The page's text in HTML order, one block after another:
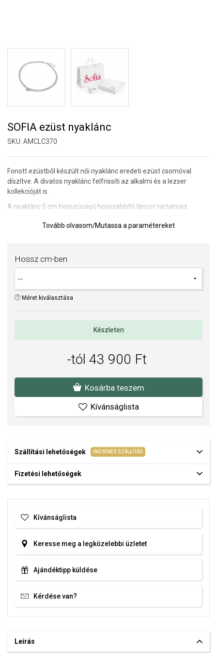
SOFIA ezüst nyaklánc
SKU: AMCLC370
Fonott ezüstből készült női nyaklánc eredeti ezüst csomóval
díszítve. A divatos nyakláncfelfrissíti az alkalmi és a lezser
kollekcióját is.
A nyaklánc 5 cm hosszúságú hosszabbító láncot tartalmaz.
Nyaklánc. Anyaga: 925/1000 ezüst, a Fémjelzési törvénynek
Nyaklánc méretei: 10 x 12 mm (csomóméret)
Tovább olvasom/Mutassa a paramétereket
Hossz cm-ben
Méret kiválasztása
Készleten
-tól 43 900 Ft
Kosárba teszem
Kívánságlista
Szállítási lehetőségek INGYENES SZÁLLÍTÁS
Fizetési lehetőségek
Kívánságlista
Keresse meg a legközelebbi üzletet
Ajándéktipp küldése
Kérdése van?
Leírás